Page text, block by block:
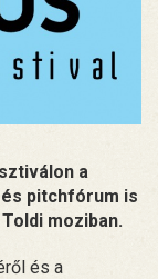
a
pitchfórum is
moziban.
és a